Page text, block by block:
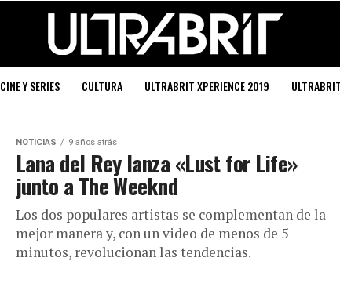
CINE Y SERIES CULTURA ULTRABRIT XPERIENCE 2019
NOTICIAS 9 años atrás
Lana del Rey lanza «Lust for Life»
junto a The Weeknd
Los dos populares artistas se complementan de la
mejor manera y, con un video de menos de 5
minutos, revolucionan las tendencias.